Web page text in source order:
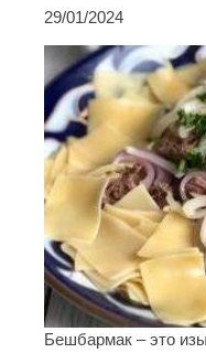
29/01/2024
Бешбармак – это